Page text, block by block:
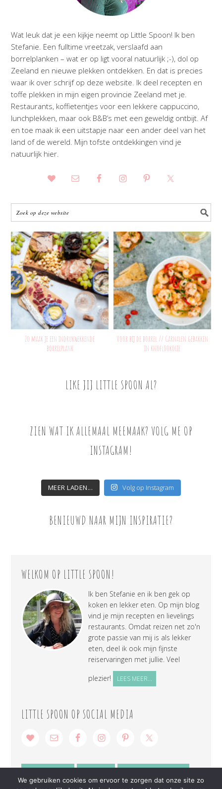
Wat leuk dat je een kijkje neemt op Little Spoon! Ik ben
Stefanie. Een fulltime vreetzak, verslaafd aan
borrelplanken – wat er op ligt vooral natuurlijk ;-), dol op
Zeeland en nieuwe plekken ontdekken. En dat is precies
waar ik over schrijf op deze website. Ik deel recepten en
toffe plekken in mijn eigen provincie Zeeland met je.
Restaurants, koffietentjes voor een lekkere cappuccino,
lunchplekken, maar ook B&B’s met een geweldig ontbijt. Af
en toe maak ik een uitstapje naar een ander deel van het
land of de wereld. Mijn tofste ontdekkingen vind je
natuurlijk hier.
Zo maak je een indrukwekkende
borrelplank
Voor bij de borrel // Garnalen gebakken
in knoflookolie
LIKE JIJ LITTLE SPOON AL?
ZIEN WAT IK ALLEMAAL MEEMAAK? VOLG ME OP
INSTAGRAM!
MEER LADEN... Volg op Instagram
BENIEUWD NAAR MIJN INSPIRATIE?
WELKOM OP LITTLE SPOON!
Ik ben Stefanie en ik ben gek op
koken en lekker eten. Op mijn blog
vind je mijn recepten en lievelings
restaurants. Omdat reizen net zo'n
grote passie van mij is als lekker
eten, deel ik ook mijn fijnste
reiservaringen met jullie. Veel
plezier!
LEES MEER...
LITTLE SPOON OP SOCIAL MEDIA
We gebruiken cookies om ervoor te zorgen dat onze site zo